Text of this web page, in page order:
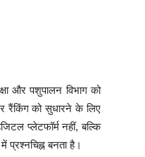
और पशुपालन विभाग को
रैंकिंग को सुधारने के लिए
प्लेटफॉर्म नहीं, बल्कि
प्रश्नचिह्न बनता है।